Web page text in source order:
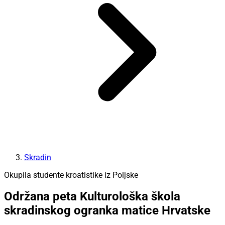
Skradin
Okupila studente kroatistike iz Poljske
Održana peta Kulturološka škola
skradinskog ogranka matice Hrvatske